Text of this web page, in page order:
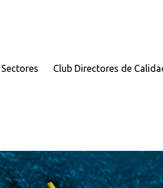
Sectores Club Directores de